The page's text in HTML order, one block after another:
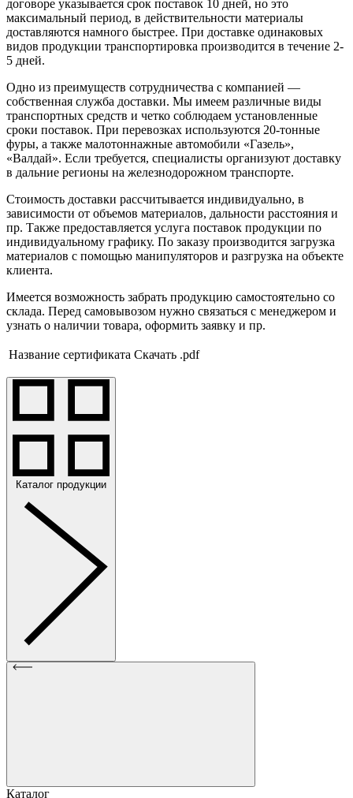
договоре указывается срок поставок 10 дней, но это
максимальный период, в действительности материалы
доставляются намного быстрее. При доставке одинаковых
видов продукции транспортировка производится в течение 2-
5 дней.
Одно из преимуществ сотрудничества с компанией —
собственная служба доставки. Мы имеем различные виды
транспортных средств и четко соблюдаем установленные
сроки поставок. При перевозках используются 20-тонные
фуры, а также малотоннажные автомобили «Газель»,
«Валдай». Если требуется, специалисты организуют доставку
в дальние регионы на железнодорожном транспорте.
Стоимость доставки рассчитывается индивидуально, в
зависимости от объемов материалов, дальности расстояния и
пр. Также предоставляется услуга поставок продукции по
индивидуальному графику. По заказу производится загрузка
материалов с помощью манипуляторов и разгрузка на объекте
клиента.
Имеется возможность забрать продукцию самостоятельно со
склада. Перед самовывозом нужно связаться с менеджером и
узнать о наличии товара, оформить заявку и пр.
Название сертификата Скачать .pdf
Каталог продукции
Каталог